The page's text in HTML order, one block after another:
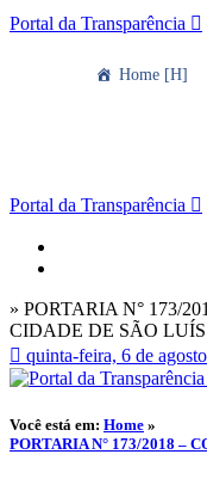
Portal da Transparência
Home [H]
Portal da Transparência
» PORTARIA N° 173/
CIDADE DE SÃO
quinta-feira, 6 de
Você está em: Home »
PORTARIA N° 173/2018 –